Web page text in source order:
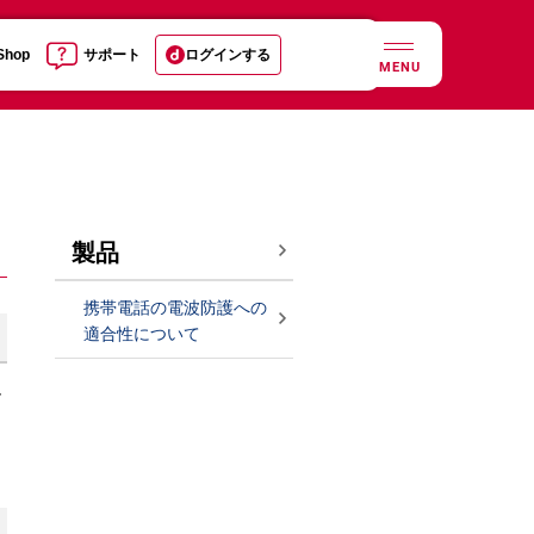
サポート ログインする
MENU
製品
携帯電話の電波防護への
適合性について